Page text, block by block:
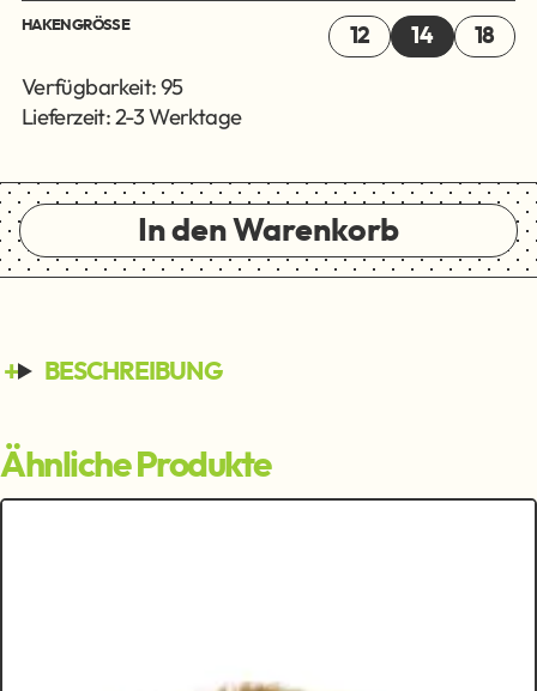
HAKENGRÖSSE 12 14 18
Verfügbarkeit: 95
Lieferzeit: 2-3 Werktage
In den Warenkorb
BESCHREIBUNG
Ähnliche Produkte